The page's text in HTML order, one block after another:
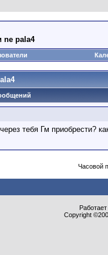
ne pala4
тебя Гм приобрести?
Часовой
Copyright